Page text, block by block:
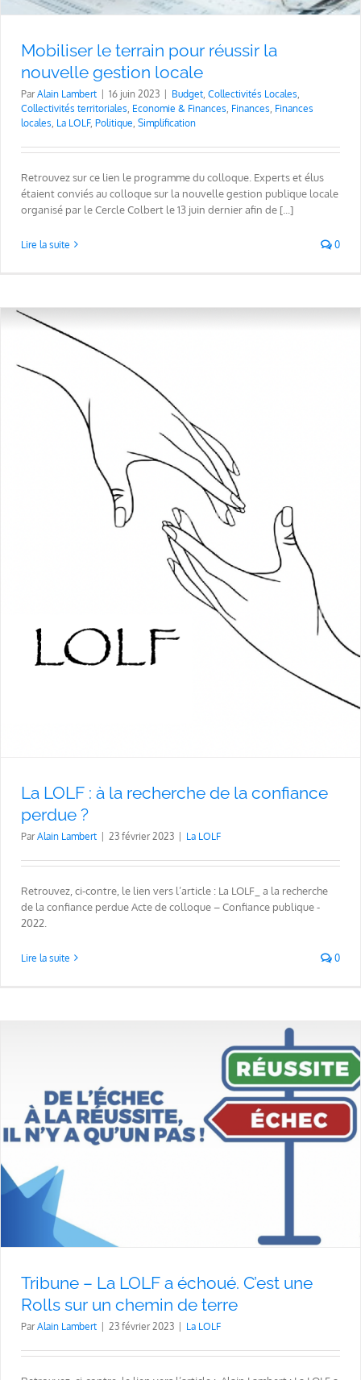
Mobiliser le terrain pour réussir la
nouvelle gestion locale
ParAlain Lambert 16 juin 2023 Budget Collectivités Locales
Collectivités territoriales Economie & Finances Finances Finances
locales La LOLF, Politique Simplification
Retrouvez sur ce lien le programme du colloque. Experts et élus
étaient conviés au colloque sur la nouvelle gestion publique locale
organisé par le Cercle Colbert le 13 juin dernier afin de [...]
Lire la suite 0
La LOLF : à la recherche de la confiance
perdue ?
ParAlain Lambert | 23 février 2023 | La LOLF
Retrouvez, ci-contre, le lien vers l’article : La LOLF_ a la recherche
de la confiance perdue Acte de colloque – Confiance publique -
2022.
Lire la suite 0
Tribune – La LOLF a échoué. C’est une
Rolls sur un chemin de terre
ParAlain Lambert | 23 février 2023 | La LOLF